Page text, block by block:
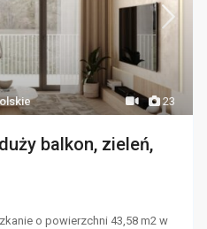
23
balkon, zieleń,
o powierzchni 43,58 m2 w